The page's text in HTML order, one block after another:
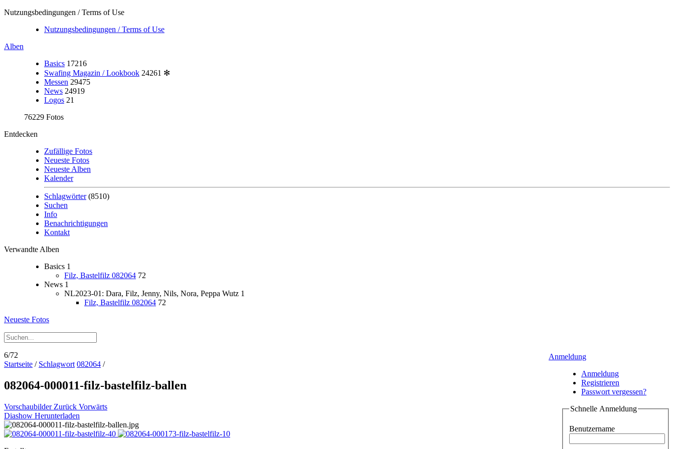
Nutzungsbedingungen / Terms of Use
Nutzungsbedingungen / Terms of Use
Alben
Basics 17216
Swafing Magazin / Lookbook 24261 ✻
Messen 29475
News 24919
Logos 21
76229 Fotos
Entdecken
Zufällige Fotos
Neueste Fotos
Neueste Alben
Kalender
Schlagwörter(8510)
Suchen
Info
Benachrichtigungen
Kontakt
Verwandte Alben
Basics 1
Filz, Bastelfilz 082064 72
News 1
NL2023-01: Dara, Filz, Jenny, Nils, Nora, Peppa Wutz 1
Filz, Bastelfilz 082064 72
Neueste Fotos
Anmeldung
Anmeldung
Registrieren
Passwort vergessen?
Schnelle Anmeldung
Benutzername
6/72
Startseite / Schlagwort 082064 /
082064-000011-filz-bastelfilz-ballen
Vorschaubilder Zurück Vorwärts
Diashow Herunterladen